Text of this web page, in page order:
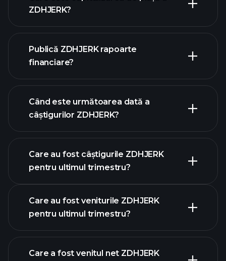
ZDHJERK?
Publică ZDHJERK rapoarte
financiare?
finanțele ZDHJERK
Când este următoarea dată a
câștigurilor ZDHJERK?
calendarului de
Care au fost câștigurile ZDHJERK
pentru ultimul trimestru?
Care au fost veniturile ZDHJERK
pentru ultimul trimestru?
Care a fost venitul net ZDHJERK